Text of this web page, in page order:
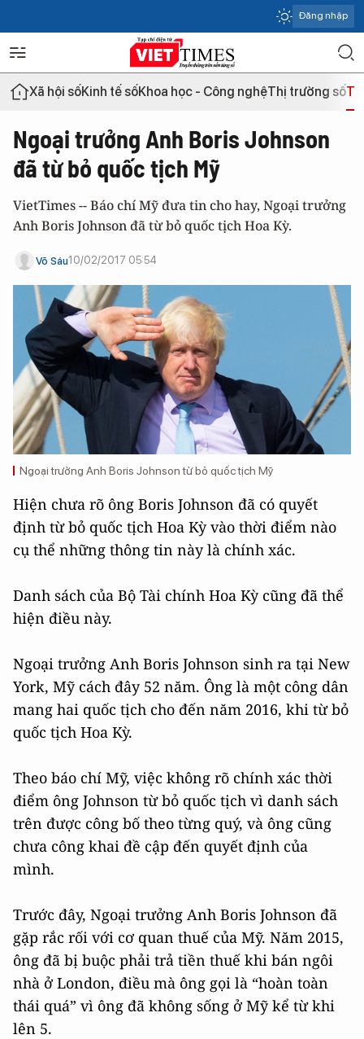
Đăng nhập
Xã hội sốKinh tế sốKhoa học - Công nghệThị trường số
Ngoại trưởng Anh Boris Johnson
đã từ bỏ quốc tịch Mỹ
VietTimes -- Báo chí Mỹ đưa tin cho hay, Ngoại trưởng
Anh Boris Johnson đã từ bỏ quốc tịch Hoa Kỳ.
Võ Sáu10/02/2017 05:54
Ngoại trưởng Anh Boris Johnson từ bỏ quốc tịch Mỹ
Hiện chưa rõ ông Boris Johnson đã có quyết
định từ bỏ quốc tịch Hoa Kỳ vào thời điểm nào
cụ thể những thông tin này là chính xác.
Danh sách của Bộ Tài chính Hoa Kỳ cũng đã thể
hiện điều này.
Ngoại trưởng Anh Boris Johnson sinh ra tại New
York, Mỹ cách đây 52 năm. Ông là một công dân
mang hai quốc tịch cho đến năm 2016, khi từ bỏ
quốc tịch Hoa Kỳ.
Theo báo chí Mỹ, việc không rõ chính xác thời
điểm ông Johnson từ bỏ quốc tịch vì danh sách
trên được công bố theo từng quý, và ông cũng
chưa công khai đề cập đến quyết định của
mình.
Trước đây, Ngoại trưởng Anh Boris Johnson đã
gặp rắc rối với cơ quan thuế của Mỹ. Năm 2015,
ông đã bị buộc phải trả tiền thuế khi bán ngôi
nhà ở London, điều mà ông gọi là “hoàn toàn
thái quá” vì ông đã không sống ở Mỹ kể từ khi
lên 5.